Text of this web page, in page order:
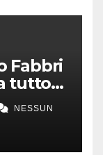
Fabbri
tutto
NESSUN